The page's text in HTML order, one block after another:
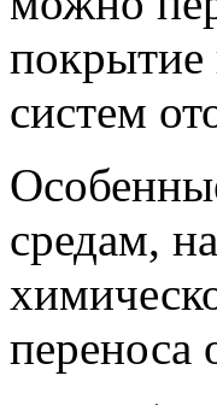
покрытие
систем
средам,
переноса